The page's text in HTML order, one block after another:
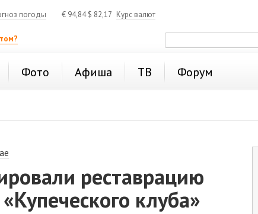
погоды € 94,84$ 82,17 Курс валют
Фото Афиша ТВ Форум
реставрацию
клуба»